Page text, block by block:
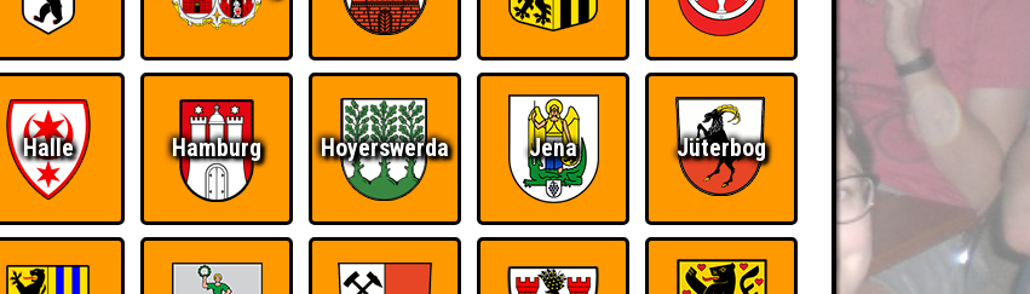
Halle Hamburg Hoyerswerda Jena Jüterbog